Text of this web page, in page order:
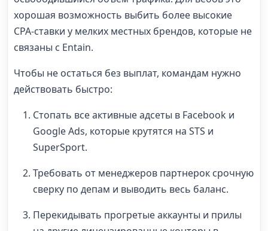
хорошая возможность выбить более высокие
CPA-ставки у мелких местных брендов, которые не
связаны с Entain.
Чтобы не остаться без выплат, командам нужно
действовать быстро:
Стопать все активные адсеты в Facebook и
Google Ads, которые крутятся на STS и
SuperSport.
Требовать от менеджеров партнерок срочную
сверку по депам и выводить весь баланс.
Перекидывать прогретые аккаунты и прилы